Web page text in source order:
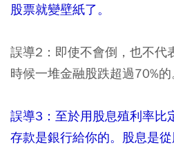
股票就變壁紙了。
誤導2：即使不會倒，也不代
時候一堆金融股跌超過70%的
誤導3：至於用股息殖利率比
存款是銀行給你的。股息是